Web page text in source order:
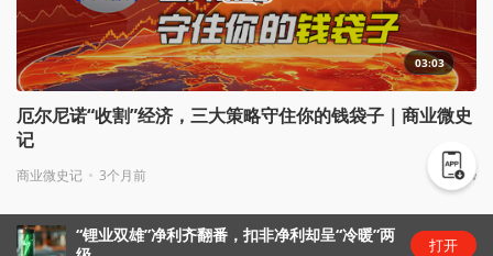
03:03
厄尔尼诺“收割”经济，三大策略守住你的钱袋子｜商业微史
记
商业微史记 3个月前 4.4w
深科技(000021.SZ)：2025年三季报净利润为
打开